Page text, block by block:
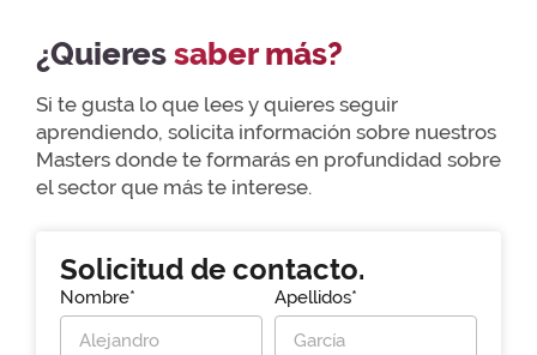
¿Quieressaber más?
Si te gusta lo que lees y quieres seguir
aprendiendo, solicita información sobre nuestros
Masters donde te formarás en profundidad sobre
el sector que más te interese.
Solicitud de contacto.
Nombre* Apellidos*